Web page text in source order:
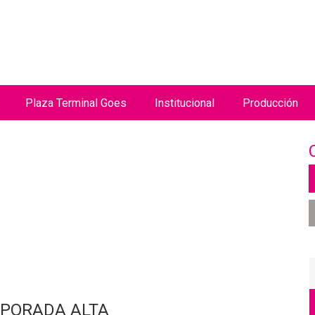
ALTA
Plaza Terminal Goes Institucional Producción